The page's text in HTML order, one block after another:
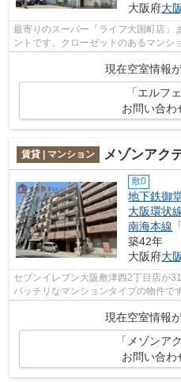
大阪府大
最寄りのスーパー「ライフ大国町店」
ントです。クローゼットのあるマンシ
服を所有している方はいかがですか。
現在空室情報
「エルフ
お問い合わ
賃貸 | マンション メゾンアク
敷0
地下鉄御
大阪環状
南海本線
築42年
大阪府大
セブンイレブン大阪敷津西2丁目店が
バッチリなマンションタイプの物件で
現在空室情報
「メゾンア
お問い合わ